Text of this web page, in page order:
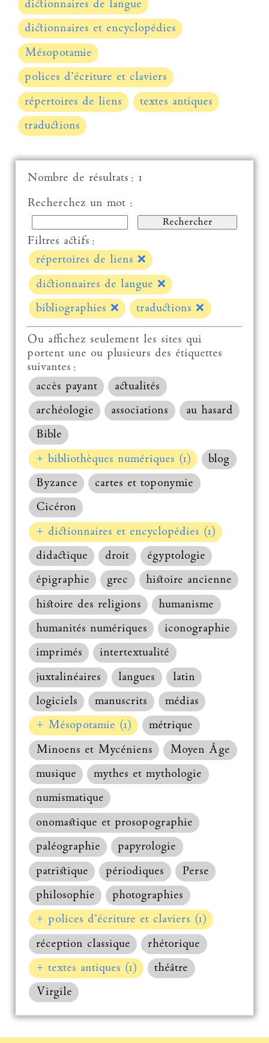
dictionnaires de langue
dictionnaires et encyclopédies
Mésopotamie
polices d’écriture et claviers
répertoires de liens
textes antiques
traductions
Nombre de résultats : 1
Recherchez un mot :
Filtres actifs :
répertoires de liens ❌
dictionnaires de langue ❌
bibliographies ❌ traductions❌
Ou affichez seulement les sites qui
portent une ou plusieurs des étiquettes
suivantes :
accès payant
actualités
archéologie
associations
au hasard
Bible
+ bibliothèques numériques (1)
blog
Byzance
cartes et toponymie
Cicéron
+ dictionnaires et encyclopédies (1)
didactique
droit
égyptologie
épigraphie
grec
histoire ancienne
histoire des religions
humanisme
humanités numériques
iconographie
imprimés
intertextualité
juxtalinéaires
langues
latin
logiciels
manuscrits
médias
+ Mésopotamie (1)
métrique
Minoens et Mycéniens
Moyen Âge
musique
mythes et mythologie
numismatique
onomastique et prosopographie
paléographie
papyrologie
patristique
périodiques
Perse
philosophie
photographies
+ polices d’écriture et claviers (1)
réception classique
rhétorique
+ textes antiques (1)
théâtre
Virgile